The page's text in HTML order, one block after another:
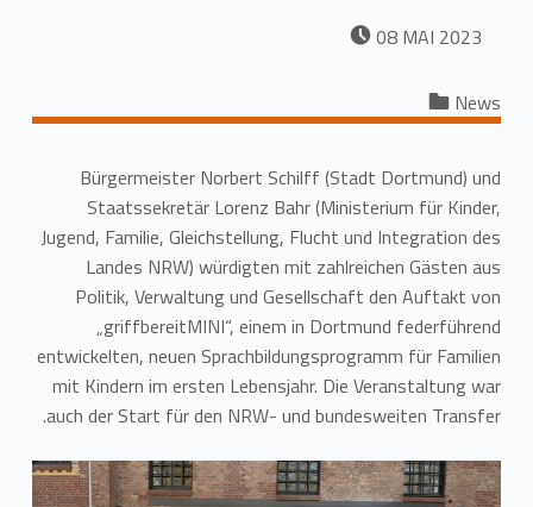
VERFASST AM: 08 MAI 2023
Bürgermeister Norbert Schilff (Stadt Dortmund) und
Staatssekretär Lorenz Bahr (Ministerium für Kinder,
Jugend, Familie, Gleichstellung, Flucht und Integration des
Landes NRW) würdigten mit zahlreichen Gästen aus
Politik, Verwaltung und Gesellschaft den Auftakt von
„griffbereitMINI“, einem in Dortmund federführend
entwickelten, neuen Sprachbildungsprogramm für Familien
mit Kindern im ersten Lebensjahr. Die Veranstaltung war
auch der Start für den NRW- und bundesweiten Transfer.
News